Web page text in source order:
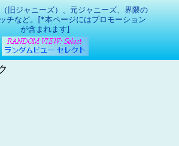
旧ジャニーズ）、元ジャニーズ、界隈の
チなど。[*本ページにはプロモーション
が含まれます]